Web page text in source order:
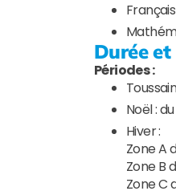
Durée
Périodes :
Noël :
Hiver :
Zone A
Zone B
Zone C